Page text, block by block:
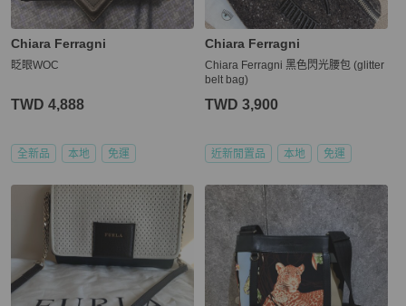
Chiara Ferragni
眨眼WOC
TWD 4,888
全新品 本地 免運
Chiara Ferragni
Chiara Ferragni 黑色閃光腰包 (glitter
belt bag)
TWD 3,900
近新閒置品 本地 免運